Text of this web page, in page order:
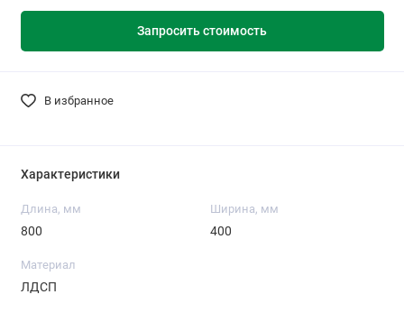
Запросить стоимость
В избранное
Характеристики
Длина, мм
800
Ширина, мм
400
Материал
ЛДСП